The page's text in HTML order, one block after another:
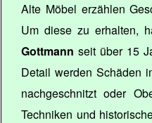
Alte Möbel erzählen
Um diese zu erhalten,
Gottmann seit über 15
Detail werden Schäden
nachgeschnitzt oder
Techniken und